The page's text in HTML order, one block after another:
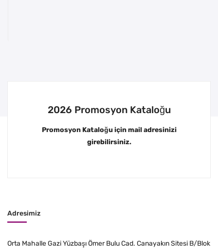
2026 Promosyon Kataloğu
Promosyon Kataloğu için mail adresinizi
girebilirsiniz.
Adresimiz
Orta Mahalle Gazi Yüzbaşı Ömer Bulu Cad. Canayakın Sitesi B/Blok